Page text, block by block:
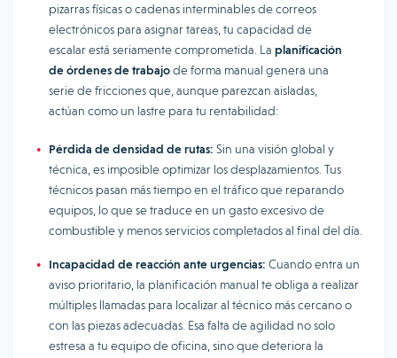
pizarras físicas o cadenas interminables de correos
electrónicos para asignar tareas, tu capacidad de
escalar está seriamente comprometida. La planificación
de órdenes de trabajode forma manual genera una
serie de fricciones que, aunque parezcan aisladas,
actúan como un lastre para tu rentabilidad:
Pérdida de densidad de rutas: Sin una visión global y
técnica, es imposible optimizar los desplazamientos. Tus
técnicos pasan más tiempo en el tráfico que reparando
equipos, lo que se traduce en un gasto excesivo de
combustible y menos servicios completados al final del día.
Incapacidad de reacción ante urgencias: Cuando entra un
aviso prioritario, la planificación manual te obliga a realizar
múltiples llamadas para localizar al técnico más cercano o
con las piezas adecuadas. Esa falta de agilidad no solo
estresa a tu equipo de oficina, sino que deteriora la